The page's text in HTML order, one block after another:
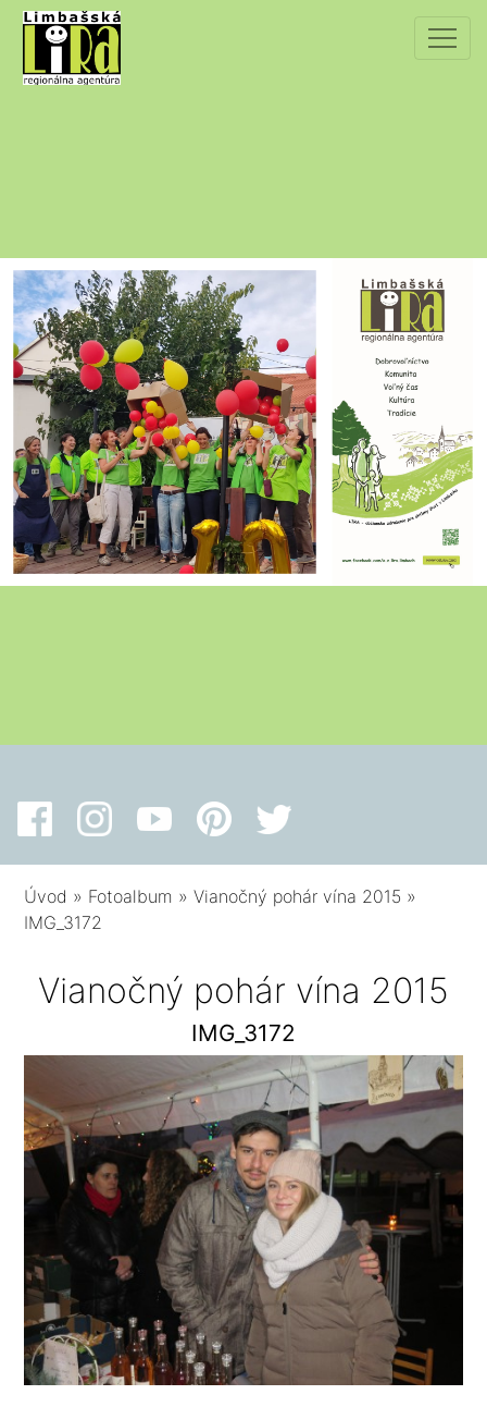
Úvod » Fotoalbum »Vianočný pohár vína 2015 »
IMG_3172
Vianočný pohár vína 2015
IMG_3172